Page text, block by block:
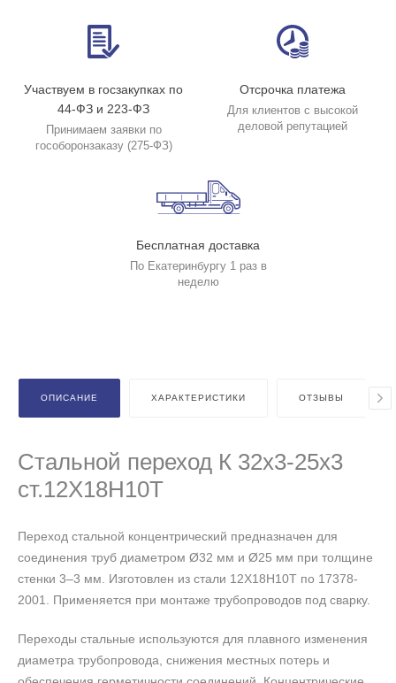
Участвуем в госзакупках по
44-ФЗ и 223-ФЗ
Принимаем заявки по
гособоронзаказу (275-ФЗ)
Отсрочка платежа
Для клиентов с высокой
деловой репутацией
Бесплатная доставка
По Екатеринбургу 1 раз в
неделю
ОПИСАНИЕ ХАРАКТЕРИСТИКИ ОТЗЫВЫ
Стальной переход К 32х3-25х3
ст.12Х18Н10Т
Переход стальной концентрический предназначен для
соединения труб диаметром Ø32 мм и Ø25 мм при толщине
стенки 3–3 мм. Изготовлен из стали 12Х18Н10Т по 17378-
2001. Применяется при монтаже трубопроводов под сварку.
Переходы стальные используются для плавного изменения
диаметра трубопровода, снижения местных потерь и